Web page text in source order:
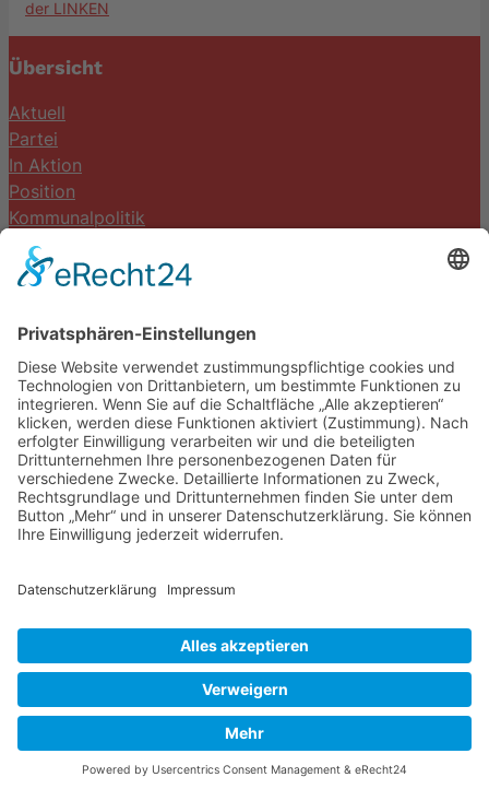
Übersicht
Aktuell
Partei
In Aktion
Position
Kommunalpolitik
Termine
DIE LINKE. Schwalm-Eder
Steingasse 5
34613 Schwalmstadt
Tel.06691 8077899
info@die-linke-schwalm-eder.de
Gesetzliches
Impressum
Cookie-Einstellungen
© 2026 DIE LINKE. Schwalm-Eder